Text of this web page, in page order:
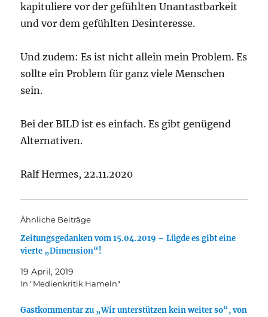
kapituliere vor der gefühlten Unantastbarkeit
und vor dem gefühlten Desinteresse.
Und zudem: Es ist nicht allein mein Problem. Es
sollte ein Problem für ganz viele Menschen
sein.
Bei der BILD ist es einfach. Es gibt genügend
Alternativen.
Ralf Hermes, 22.11.2020
Ähnliche Beiträge
Zeitungsgedanken vom 15.04.2019 – Lügde es gibt eine
vierte „Dimension“!
19 April, 2019
In "Medienkritik Hameln"
Gastkommentar zu „Wir unterstützen kein weiter so“, von